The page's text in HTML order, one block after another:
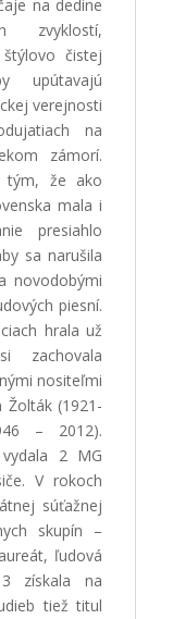
na dedine
zvyklostí,
čistej
upútavajú
verejnosti
na
zámorí.
tým, že ako
mala i
presiahlo
sa narušila
novodobými
piesní.
hrala už
nositeľmi
(1921-
– 2012).
vydala 2 MG
V rokoch
súťažnej
skupín –
ľudová
získala na
tiež titul